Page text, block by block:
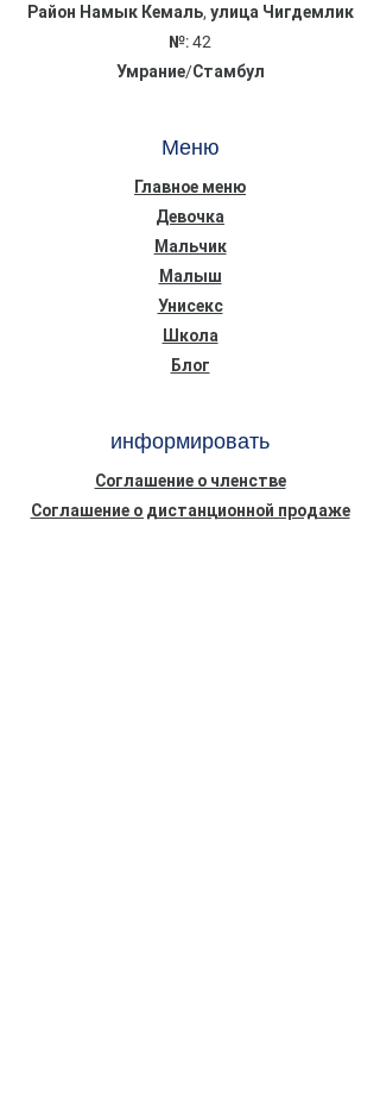
Район Намык Кемаль, улица Чигдемлик
№: 42
Умрание/Стамбул
Меню
Главное меню
Девочка
Мальчик
Малыш
Унисекс
Школа
Блог
информировать
Соглашение о членстве
Соглашение о дистанционной продаже